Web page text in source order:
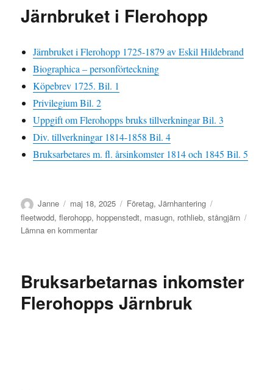
Järnbruket i Flerohopp
Järnbruket i Flerohopp 1725-1879 av Eskil Hildebrand
Biographica – personförteckning
Köpebrev 1725. Bil. 1
Privilegium Bil. 2
Uppgift om Flerohopps bruks tillverkningar Bil. 3
Div. tillverkningar 1814-1858 Bil. 4
Bruksarbetares m. fl. årsinkomster 1814 och 1845 Bil. 5
Författare
Janne
Publicerat
den
maj 18, 2025 Kategorier
Företag,Järnhantering
fleetwodd,flerohopp, hoppenstedt, masugn, rothlieb,stångjärn
Lämna en kommentartill
Bruksarbetarnas inkomster
Flerohopps Järnbruk